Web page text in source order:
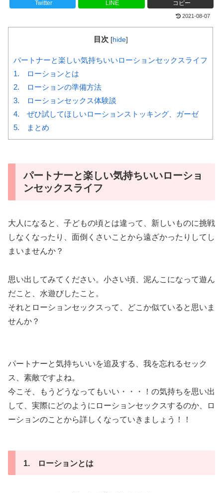
Twitter LINE コピー
2021-08-07
目次 [hide]
パートナーと楽しい気持ちいいローションセックスライフ
1. ローションとは
2. ローションの準備方法
3. ローションセックス体験談
4. ぜひ試してほしいローションストッキング、ガーゼ
5. まとめ
パートナーと楽しい気持ちいいローショ
ンセックスライフ
大人になると、子どもの頃とは違って、新しいものに挑戦
しなくなったり、面倒くさいことから遠ざかったりしてし
まいませんか？
思い出してみてください。小さい頃、泥んこになって遊ん
だこと、水遊びしたこと。
それとローションセックスって、どこか似ていると思いま
せんか？
パートナーと気持ちいいを追及する、我を忘れるセック
ス、素敵ですよね。
今こそ、もうどうなってもいい・・・！の気持ちを思い出
して、実際にどのようにローションセックスするのか、ロ
ーションのことから詳しくなっていきましょう！！
1. ローションとは